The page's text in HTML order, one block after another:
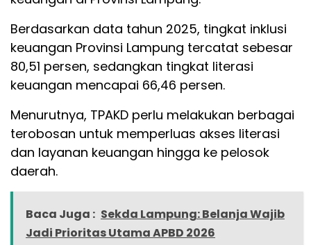
Berdasarkan data tahun 2025, tingkat inklusi
keuangan Provinsi Lampung tercatat sebesar
80,51 persen, sedangkan tingkat literasi
keuangan mencapai 66,46 persen.
Menurutnya, TPAKD perlu melakukan berbagai
terobosan untuk memperluas akses literasi
dan layanan keuangan hingga ke pelosok
daerah.
Baca Juga : Sekda Lampung: Belanja Wajib
Jadi Prioritas Utama APBD 2026